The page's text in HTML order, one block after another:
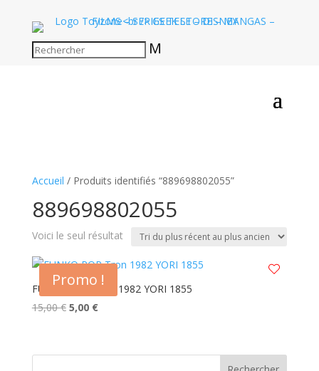
M
Accueil / Produits identifiés “889698802055”
889698802055
Voici le seul résultat
Promo !
FUNKO POP Tron 1982 YORI 1855
15,00€ Le
était :
5,00 €Le
est :